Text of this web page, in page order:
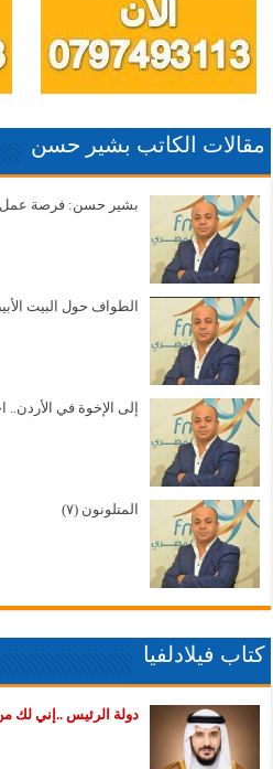
مقالات الكاتب بشير حسن
بشير حسن: فرصة عمل
الطواف حول البيت
إلى الإخوة في الأردن..
المتلونون (٧)
كتاب فيلادلفيا
دولة الرئيس ..إني لك